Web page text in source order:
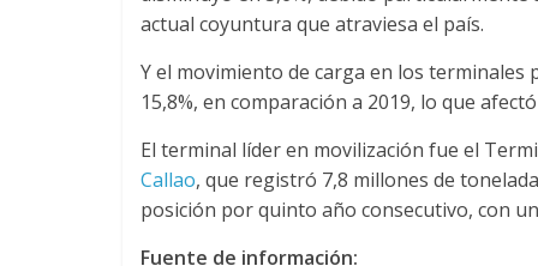
–
T
r
actual coyuntura que atraviesa el país.
Y el movimiento de carga en los
15,8%, en comparación a 2019, lo que
El terminal líder en movilización fue el
Callao, que registró 7,8 millones de
posición por quinto año consecutivo, con
Fuente de información: